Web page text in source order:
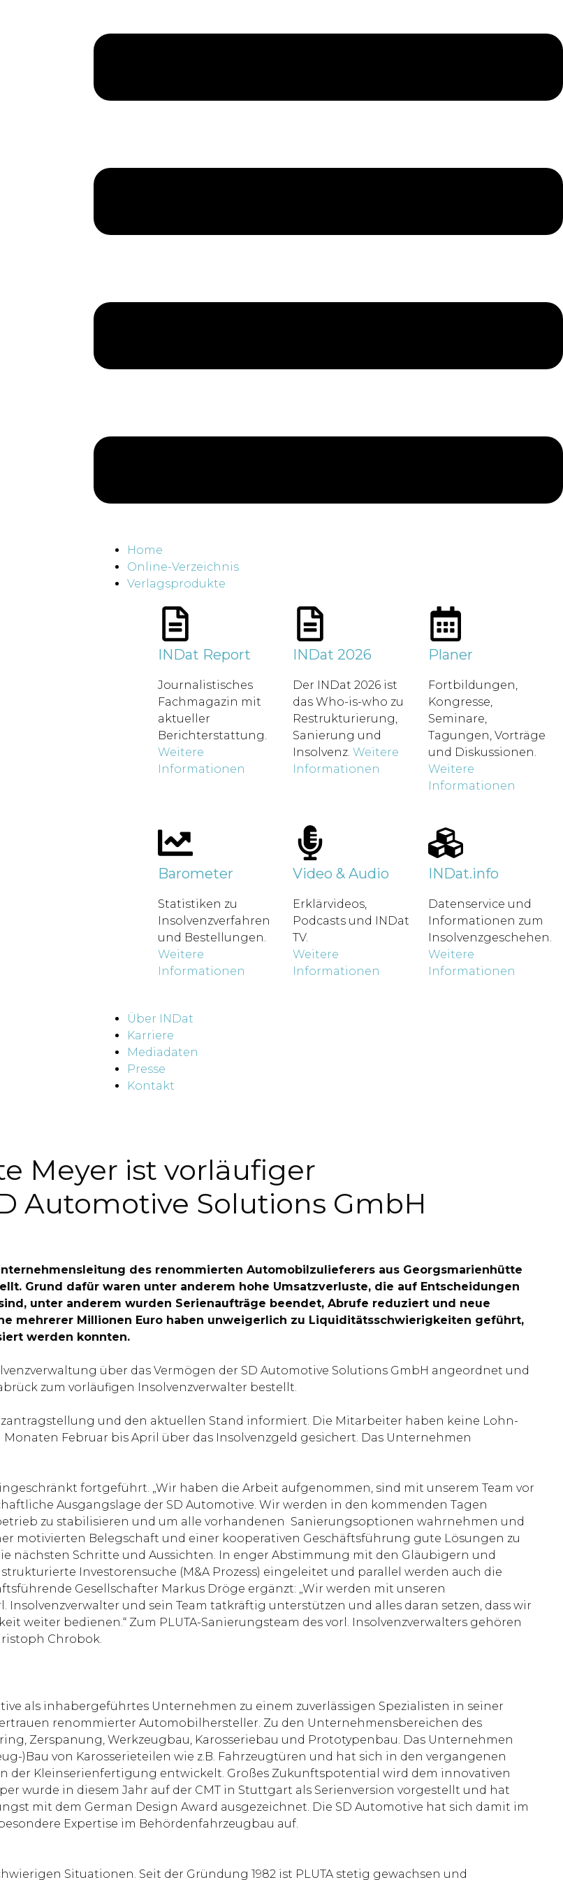
Home
Online-Verzeichnis
Verlagsprodukte
INDat Report
Journalistisches
Fachmagazin mit
aktueller
Berichterstattung.
Weitere
Informationen
INDat 2026
Der INDat 2026 ist
das Who-is-who zu
Restrukturierung,
Sanierung und
Insolvenz.Weitere
Informationen
Planer
Fortbildungen,
Kongresse,
Seminare,
Tagungen, Vorträge
und Diskussionen.
Weitere
Informationen
Barometer
Statistiken zu
Insolvenzverfahren
und Bestellungen.
Weitere
Informationen
Video & Audio
Erklärvideos,
Podcasts und INDat
TV.
Weitere
Informationen
INDat.info
Datenservice und
Informationen zum
Insolvenzgeschehen.
Weitere
Informationen
Über INDat
Karriere
Mediadaten
Presse
Kontakt
Meyer ist vorläufiger
Automotive Solutions GmbH
des renommierten Automobilzulieferers aus Georgsmarienhütte
Grund dafür waren unter anderem hohe Umsatzverluste, die auf Entscheidungen
unter anderem wurden Serienaufträge beendet, Abrufe reduziert und neue
mehrerer Millionen Euro haben unweigerlich zu Liquiditätsschwierigkeiten geführt,
werden konnten.
über das Vermögen der SD Automotive Solutions GmbH angeordnet und
zum vorläufigen Insolvenzverwalter bestellt.
und den aktuellen Stand informiert. Die Mitarbeiter haben keine Lohn-
Februar bis April über das Insolvenzgeld gesichert. Das Unternehmen
fortgeführt. „Wir haben die Arbeit aufgenommen, sind mit unserem Team vor
Ausgangslage der SD Automotive. Wir werden in den kommenden Tagen
zu stabilisieren und um alle vorhandenen Sanierungsoptionen wahrnehmen und
motivierten Belegschaft und einer kooperativen Geschäftsführung gute Lösungen zu
nächsten Schritte und Aussichten. In enger Abstimmung mit den Gläubigern und
Investorensuche (M&A Prozess) eingeleitet und parallel werden auch die
Gesellschafter Markus Dröge ergänzt: „Wir werden mit unseren
und sein Team tatkräftig unterstützen und alles daran setzen, dass wir
weiter bedienen.“ Zum PLUTA-Sanierungsteam des vorl. Insolvenzverwalters gehören
Chrobok.
als inhabergeführtes Unternehmen zu einem zuverlässigen Spezialisten in seiner
renommierter Automobilhersteller. Zu den Unternehmensbereichen des
Zerspanung, Werkzeugbau, Karosseriebau und Prototypenbau. Das Unternehmen
)Bau von Karosserieteilen wie z.B. Fahrzeugtüren und hat sich in den vergangenen
der Kleinserienfertigung entwickelt. Großes Zukunftspotential wird dem innovativen
wurde in diesem Jahr auf der CMT in Stuttgart als Serienversion vorgestellt und hat
mit dem German Design Award ausgezeichnet. Die SD Automotive hat sich damit im
Expertise im Behördenfahrzeugbau auf.
Situationen. Seit der Gründung 1982 ist PLUTA stetig gewachsen und